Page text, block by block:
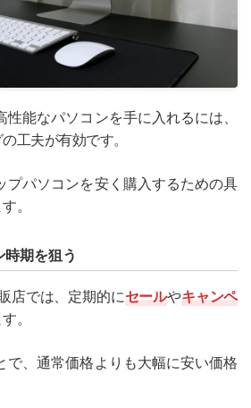
能なパソコンを手に入れるには、
工夫が有効です。
プパソコンを安く購入するための具
。
期を狙う
店では、定期的にセールやキャンペ
。
で、通常価格よりも大幅に安い価格